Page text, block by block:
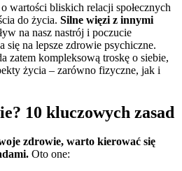
wartości bliskich relacji społecznych
do życia. Silne więzi z innymi
na nasz nastrój i poczucie
się na lepsze zdrowie psychiczne.
zatem kompleksową troskę o siebie,
życia – zarówno fizyczne, jak i
10 kluczowych zasad
zdrowie, warto kierować się
Oto one: